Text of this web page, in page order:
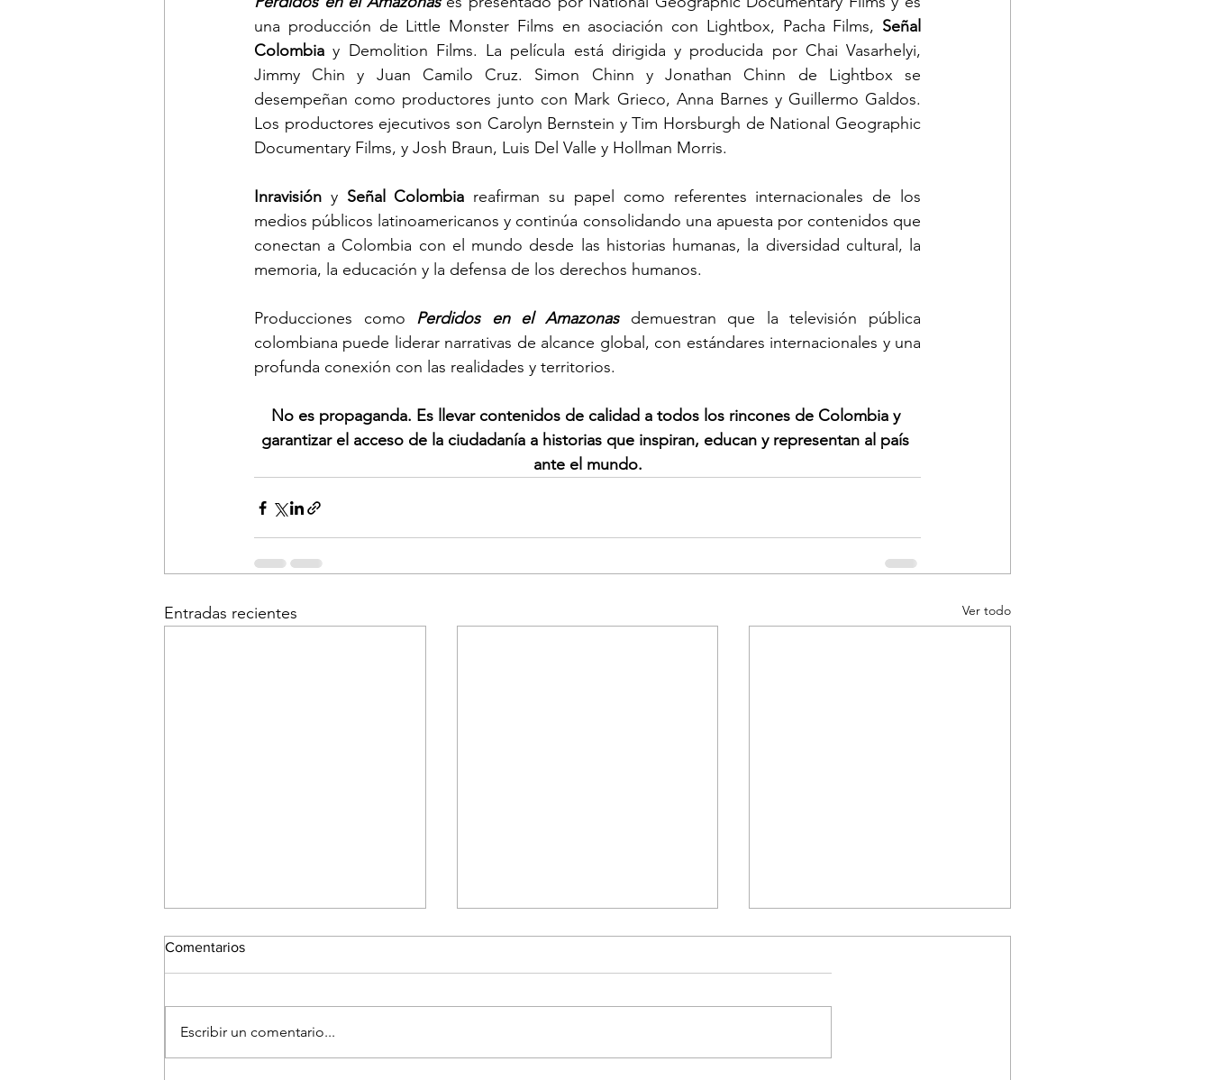
una producción de Little Monster Films en asociación con Lightbox, Pacha Films, Señal
Colombia y Demolition Films. La película está dirigida y producida por Chai Vasarhelyi,
Jimmy Chin y Juan Camilo Cruz. Simon Chinn y Jonathan Chinn de Lightbox se
desempeñan como productores junto con Mark Grieco, Anna Barnes y Guillermo Galdos.
Los productores ejecutivos son Carolyn Bernstein y Tim Horsburgh de National Geographic
Documentary Films, y Josh Braun, Luis Del Valle y Hollman Morris.
Inravisión y Señal Colombia reafirman su papel como referentes internacionales de los
medios públicos latinoamericanos y continúa consolidando una apuesta por contenidos que
conectan a Colombia con el mundo desde las historias humanas, la diversidad cultural, la
memoria, la educación y la defensa de los derechos humanos.
Producciones como Perdidos en el Amazonas demuestran que la televisión pública
colombiana puede liderar narrativas de alcance global, con estándares internacionales y una
profunda conexión con las realidades y territorios.
No es propaganda. Es llevar contenidos de calidad a todos los rincones de Colombia y
garantizar el acceso de la ciudadanía a historias que inspiran, educan y representan al país
ante el mundo.
Entradas recientes Ver todo
Comentarios
Escribir un comentario...